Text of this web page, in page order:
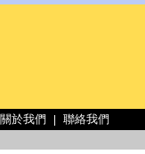
關於我們 聯絡我們